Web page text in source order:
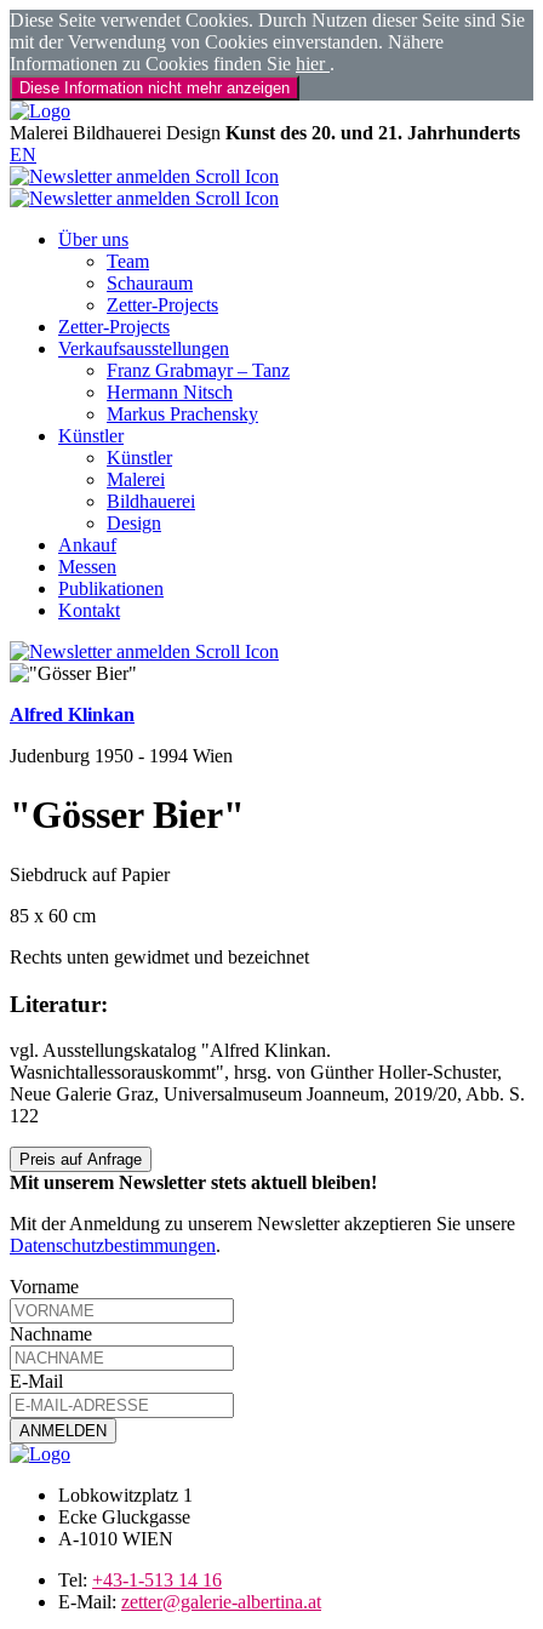
Diese Seite verwendet Cookies. Durch Nutzen dieser Seite sind Sie
mit der Verwendung von Cookies einverstanden. Nähere
Informationen zu Cookies finden Sie hier .
Diese Information nicht mehr anzeigen
Malerei Bildhauerei Design Kunst des 20. und 21. Jahrhunderts
EN
Über uns
Team
Schauraum
Zetter-Projects
Zetter-Projects
Verkaufsausstellungen
Franz Grabmayr – Tanz
Hermann Nitsch
Markus Prachensky
Künstler
Künstler
Malerei
Bildhauerei
Design
Ankauf
Messen
Publikationen
Kontakt
Alfred Klinkan
Judenburg 1950 - 1994 Wien
"Gösser Bier"
Siebdruck auf Papier
85 x 60 cm
Rechts unten gewidmet und bezeichnet
Literatur:
vgl. Ausstellungskatalog "Alfred Klinkan.
Wasnichtallessorauskommt", hrsg. von Günther Holler-Schuster,
Neue Galerie Graz, Universalmuseum Joanneum, 2019/20, Abb. S.
122
Preis auf Anfrage
Mit unserem Newsletter stets aktuell bleiben!
Mit der Anmeldung zu unserem Newsletter akzeptieren Sie unsere
Datenschutzbestimmungen.
Vorname
Nachname
E-Mail
Lobkowitzplatz 1
Ecke Gluckgasse
A-1010 WIEN
Tel: +43-1-513 14 16
E-Mail: zetter@galerie-albertina.at